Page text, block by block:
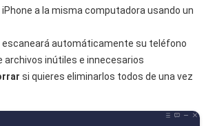
a la misma computadora usando un
escaneará automáticamente su teléfono
archivos inútiles e innecesarios
si quieres eliminarlos todos de una vez